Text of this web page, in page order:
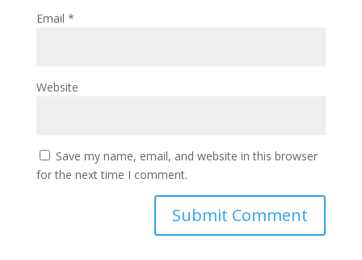
Email *
Website
Save my name, email, and website in this browser
for the next time I comment.